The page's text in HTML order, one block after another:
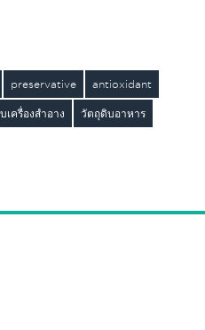
preservative antioxidant
เครื่องสำอาง วัตถุดิบอาหาร